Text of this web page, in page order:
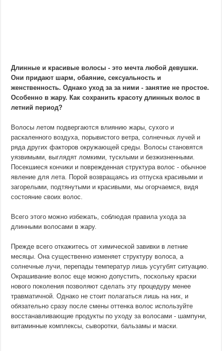
Длинные и красивые волосы - это мечта любой девушки.
Они придают шарм, обаяние, сексуальность и
женственность. Однако уход за за ними - занятие не простое.
Особенно в жару. Как сохранить красоту длинных волос в
летний период?
Волосы летом подвергаются влиянию жары, сухого и
раскаленного воздуха, порывистого ветра, солнечных лучей и
ряда других факторов окружающей среды. Волосы становятся
уязвимыми, выглядят ломкими, тусклыми и безжизненными.
Посекшиеся кончики и поврежденная структура волос - обычное
явление для лета. Порой возвращаясь из отпуска красивыми и
загорелыми, подтянутыми и красивыми, мы огорчаемся, видя
состояние своих волос.
Всего этого можно избежать, соблюдая правила ухода за
длинными волосами в жару.
Прежде всего откажитесь от химической завивки в летние
месяцы. Она существенно изменяет структуру волоса, а
солнечные лучи, перепады температур лишь усугубят ситуацию.
Окрашивание волос еще можно допустить, поскольку краски
нового поколения позволяют сделать эту процедуру менее
травматичной. Однако не стоит полагаться лишь на них, и
обязательно сразу после смены оттенка волос используйте
восстанавливающие продукты по уходу за волосами - шампуни,
витаминные комплексы, сыворотки, бальзамы и маски.